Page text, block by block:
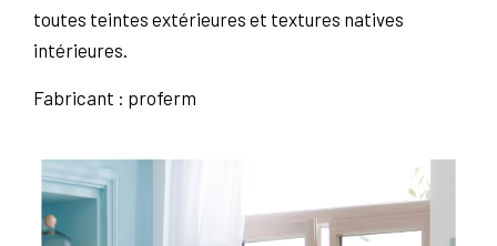
toutes teintes extérieures et textures natives
intérieures.
Fabricant : proferm